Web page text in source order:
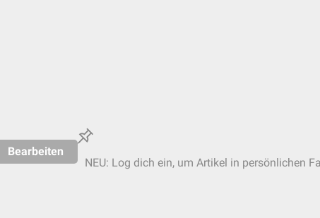
Bearbeiten
NEU: Log dich ein, um Artikel in persönlichen